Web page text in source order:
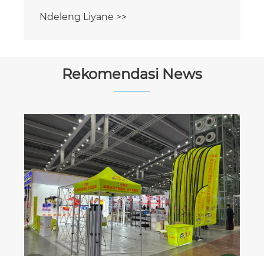
Ndeleng Liyane >>
Rekomendasi News